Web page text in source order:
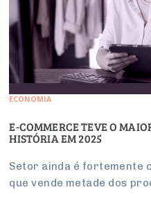
ECONOMIA
E-COMMERCE TEVE O
HISTÓRIA EM 2025
Setor ainda é fortemente
que vende metade dos